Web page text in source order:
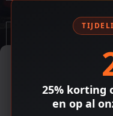
Om de beste ervaringen te
cookies om apparaat-
toestemming te geven voor
verwerken zoals
25% korting
en op al